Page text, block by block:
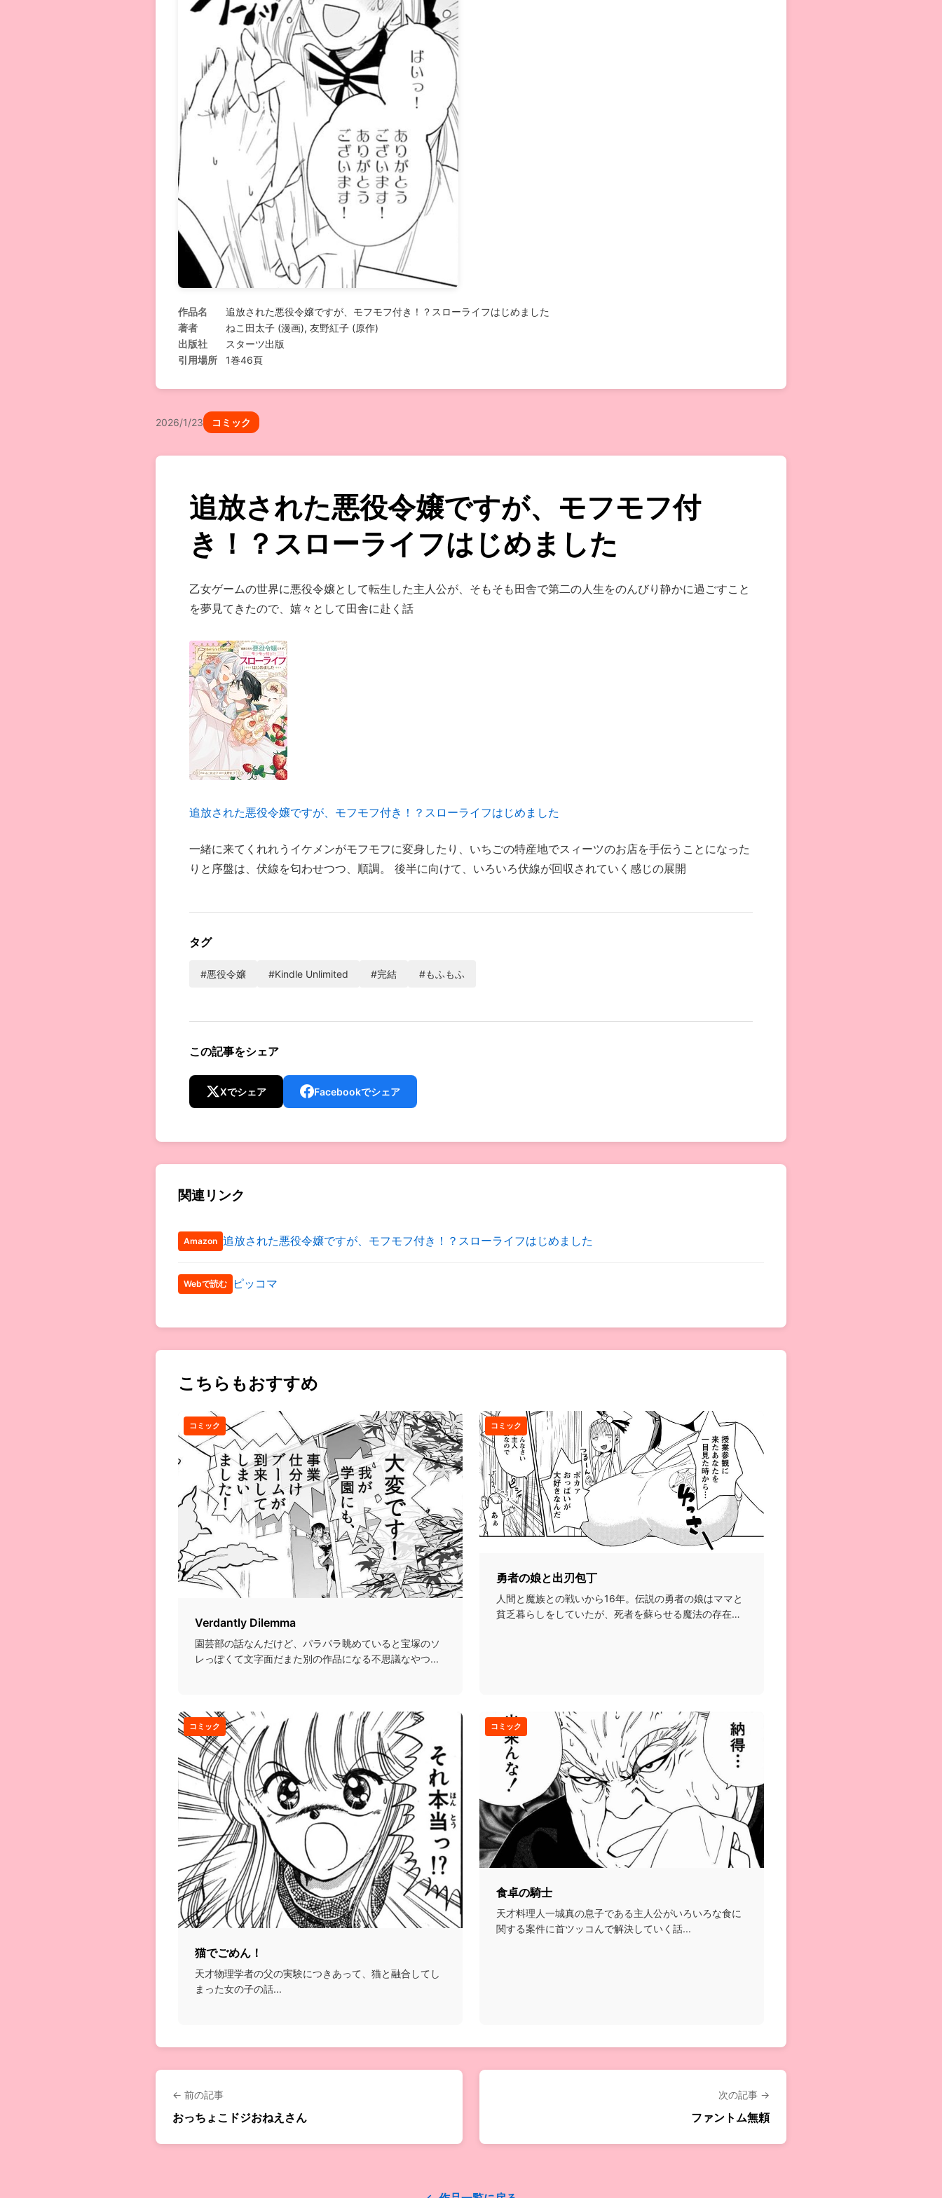
作品名
追放された悪役令嬢ですが、モフモフ付き！？スローライフはじめました
著者
ねこ田太子 (漫画), 友野紅子 (原作)
出版社
スターツ出版
引用場所
1巻46頁
2026/1/23 コミック
追放された悪役令嬢ですが、モフモフ付
き！？スローライフはじめました
乙女ゲームの世界に悪役令嬢として転生した主人公が、そもそも田舎で第二の人生をのんびり静かに過ごすこと
を夢見てきたので、嬉々として田舎に赴く話
追放された悪役令嬢ですが、モフモフ付き！？スローライフはじめました
一緒に来てくれれうイケメンがモフモフに変身したり、いちごの特産地でスィーツのお店を手伝うことになった
りと序盤は、伏線を匂わせつつ、順調。 後半に向けて、いろいろ伏線が回収されていく感じの展開
タグ
#悪役令嬢 #Kindle Unlimited #完結 #もふもふ
この記事をシェア
Xでシェア Facebookでシェア
関連リンク
Amazon 追放された悪役令嬢ですが、モフモフ付き！？スローライフはじめました
Webで読む ピッコマ
こちらもおすすめ
コミック
Verdantly Dilemma
園芸部の話なんだけど、パラパラ眺めていると宝塚のソ
レっぽくて文字面だまた別の作品になる不思議なやつ...
コミック
勇者の娘と出刃包丁
人間と魔族との戦いから16年。伝説の勇者の娘はママと
貧乏暮らしをしていたが、死者を蘇らせる魔法の存在を
コミック
猫でごめん！
天才物理学者の父の実験につきあって、猫と融合してし
まった女の子の話...
コミック
食卓の騎士
天才料理人一城真の息子である主人公がいろいろな食に
関する案件に首ツッコんで解決していく話...
← 前の記事
おっちょこドジおねえさん
次の記事 →
ファントム無頼